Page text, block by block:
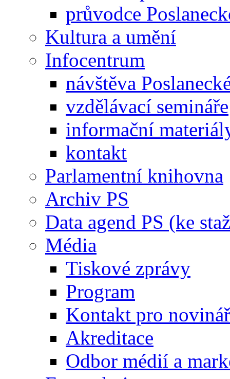
průvodce
Kultura a umění
Infocentrum
návštěva
vzdělávací semináře
informační
kontakt
Parlamentní knihovna
Archiv PS
Data agend PS (ke
Média
Tiskové zprávy
Program
Kontakt pro
Akreditace
Odbor médií a